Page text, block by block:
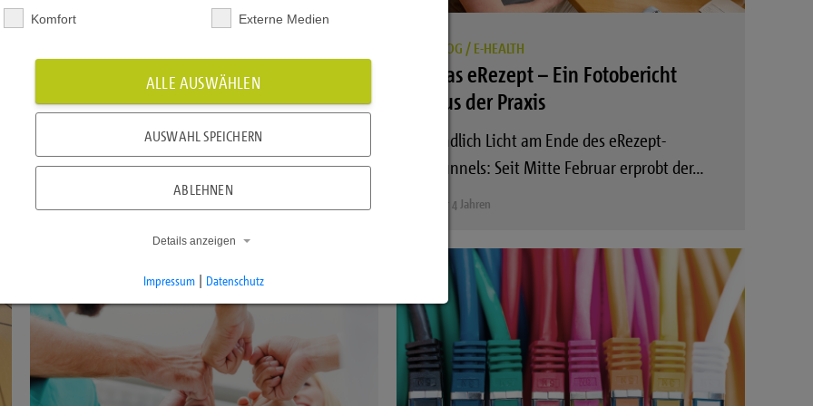
Die ePA kommt
Ab dem 15. Januar 2025 stellen die
gesetzlichen Krankenkassen ihren…
BLOG / E-HEALTH
Das eRezept – Ein Fotobericht
aus der Praxis
Endlich Licht am Ende des eRezept-
Tunnels: Seit Mitte Februar erprobt der…
Vor 4 Jahren
Komfort Externe Medien
ALLE AUSWÄHLEN
AUSWAHL SPEICHERN
ABLEHNEN
Details anzeigen
Impressum| Datenschutz